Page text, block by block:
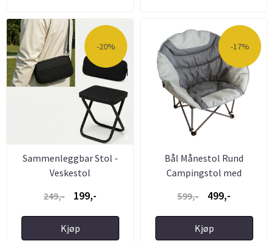
-20%
Sammenleggbar Stol -
Veskestol
249,-
199,-
Kjøp
-17%
Bål Månestol Rund
Campingstol med
599,- 499,-
Kjøp